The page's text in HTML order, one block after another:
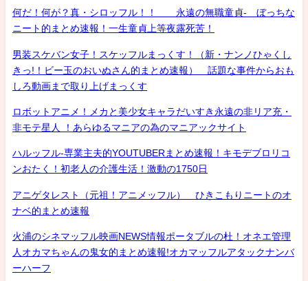
何だ！何が？真・シロッフル！！ 永遠の無職童貞- ぼっちな
ニート的まとめ速報！一生童貞上等夜露死苦！
男装スケバン女子！スケッフルまっくす！（新・ナンノひゃくし
きっ!！ビー玉のおいぬさん的まとめ速報） 話題な事件からおも
しろ動画まで取り上げまっくす
ロボットアニメ！メカと美少女キャラだいすき永遠の非リア充・
非モテ星人 ！あらゆるマニアの為のマニアックサイト
ハルッフル-専業主夫的YOUTUBERまとめ速報！キモデブロリコ
ンおたく！初老人の介護生活！激動の1750日
アニゲタレスト（元祖！アニメッフル） ひきこもりニートのオ
ナベ的まとめ速報
火浦のシネマッフル映画NEWS情報ポータブルの杜！オネエ管理
人オカマちゃんの鬼女的まとめ速報!オカマッフルアタックナンバ
ーハーフ